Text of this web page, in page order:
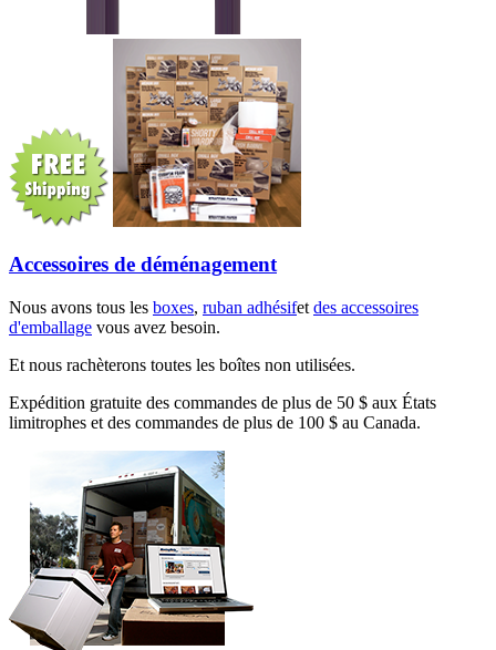
Accessoires de déménagement
Nous avons tous les boxes, ruban adhésifet des accessoires
d'emballage vous avez besoin.
Et nous rachèterons toutes les boîtes non utilisées.
Expédition gratuite des commandes de plus de 50 $ aux États
limitrophes et des commandes de plus de 100 $ au Canada.